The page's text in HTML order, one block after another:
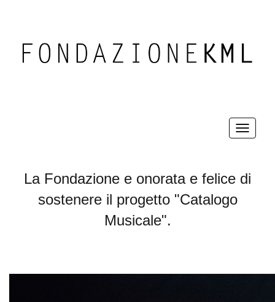
La Fondazione e onorata e felice di
sostenere il progetto "Catalogo
Musicale".